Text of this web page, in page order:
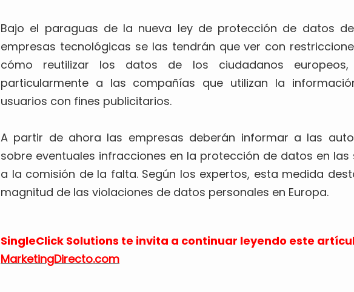
Bajo el paraguas de la nueva ley de protección de datos
empresas tecnológicas se las tendrán que ver con
cómo reutilizar los datos de los ciudadanos
particularmente a las compañías que utilizan la
usuarios con fines publicitarios.
A partir de ahora las empresas deberán informar a las
sobre eventuales infracciones en la protección de datos en las
a la comisión de la falta. Según los expertos, esta medida
magnitud de las violaciones de datos personales en Europa.
SingleClick Solutions te invita a continuar leyendo este
MarketingDirecto.com